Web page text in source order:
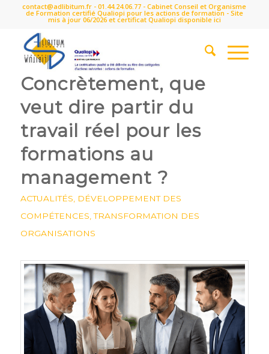
contact@adlibitum.fr -01.44.24.06.77 - Cabinet Conseil et Organisme
de Formation certifié Qualiopi pour les actions de formation - Site
mis à jour 06/2026 et certificat Qualiopi disponible ici
Concrètement, que
veut dire partir du
travail réel pour les
formations au
management ?
ACTUALITÉS
DÉVELOPPEMENT DES
COMPÉTENCES ,TRANSFORMATION DES
ORGANISATIONS